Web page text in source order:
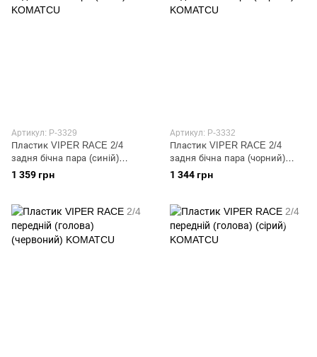
Артикул: P-3329
Пластик VIPER RACE 2/4
задня бічна пара (синій)
KOMATCU
1 359 грн
Артикул: P-3332
Пластик VIPER RACE 2/4
задня бічна пара (чорний)
KOMATCU
1 344 грн